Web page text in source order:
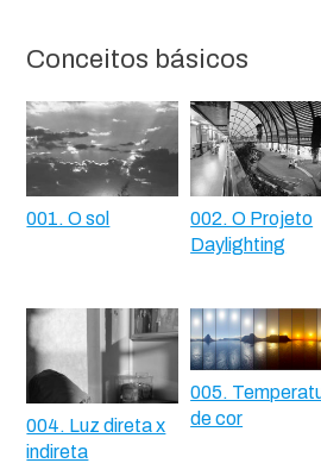
Conceitos básicos
001. O sol
002. O Projeto
Daylighting
004. Luz direta x
indireta
005.
de cor